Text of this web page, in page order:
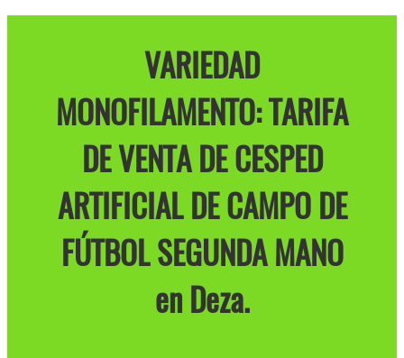
VARIEDAD
MONOFILAMENTO: TARIFA
DE VENTA DE CESPED
ARTIFICIAL DE CAMPO DE
FÚTBOL SEGUNDA MANO
en Deza.